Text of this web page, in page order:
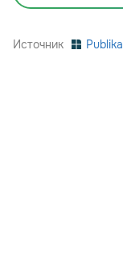
Источник Publika